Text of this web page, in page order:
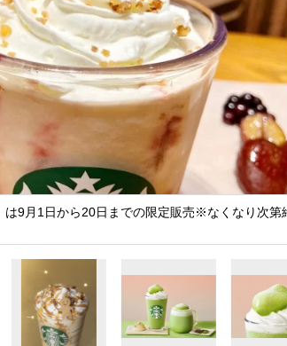
9月1日から20日までの限定販売※なくなり次第